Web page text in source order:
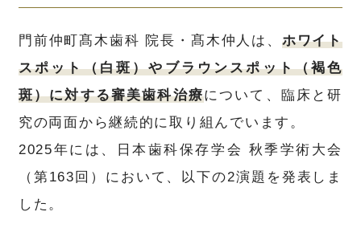
バリエーション、Iconの使い方と症例
「削らない「ホワイトスポット」の直し
方」
https://oned.jp/videos/jtqKvs3
dcrhA4XhMOgxMXNAw4SAjuqMb
門前仲町髙木歯科 院長・髙木仲人は、 ホワイト
スポット（白斑）やブラウンスポット（褐色
斑）に対する審美歯科治療について、臨床と研
究の両面から継続的に取り組んでいます。
2025年には、日本歯科保存学会 秋季学術大会
（第163回）において、以下の2演題を発表しま
した。